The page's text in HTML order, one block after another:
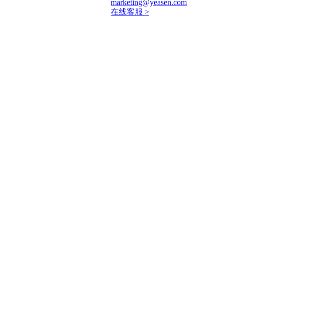
marketing@yeasen.com
在线客服 >